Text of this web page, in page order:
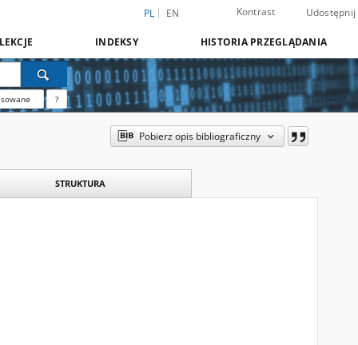
PL EN Kontrast Udostępnij
INDEKSY HISTORIA PRZEGLĄDANIA
?
Pobierz opis bibliograficzny
STRUKTURA